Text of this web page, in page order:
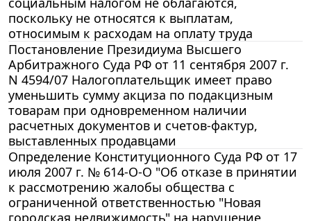
поскольку не относятся к выплатам,
относимым к расходам на оплату труда
Постановление Президиума Высшего
Арбитражного Суда РФ от 11 сентября 2007 г.
N 4594/07 Налогоплательщик имеет право
уменьшить сумму акциза по подакцизным
товарам при одновременном наличии
расчетных документов и счетов-фактур,
выставленных продавцами
Определение Конституционного Суда РФ от 17
июля 2007 г. № 614-О-О "Об отказе в принятии
к рассмотрению жалобы общества с
ограниченной ответственностью "Новая
городская недвижимость" на нарушение